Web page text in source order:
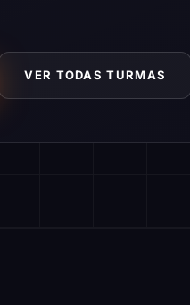
VER TODAS TURMAS